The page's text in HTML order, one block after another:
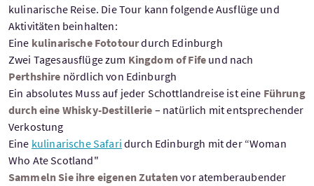
kulinarische Reise. Die Tour kann folgende Ausflüge und
Aktivitäten beinhalten:
Eine kulinarische Fototourdurch Edinburgh
Zwei Tagesausflüge zum Kingdom of Fife und nach
Perthshire nördlich von Edinburgh
Ein absolutes Muss auf jeder Schottlandreise ist eine Führung
durch eine Whisky-Destillerie – natürlich mit entsprechender
Verkostung
Eine kulinarische Safari durch Edinburgh mit der “Woman
Who Ate Scotland"
Sammeln Sie ihre eigenen Zutatenvor atemberaubender